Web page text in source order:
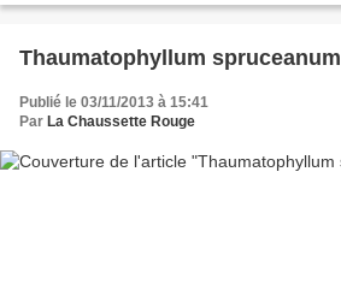
Thaumatophyllum spruceanum
Publié le 03/11/2013 à 15:41
Par La Chaussette Rouge